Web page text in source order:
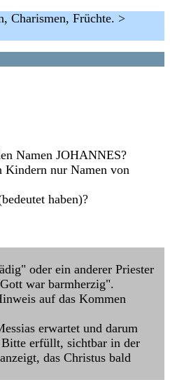
Charismen, Früchte. >
Namen JOHANNES?
Kindern nur Namen von
haben)?
oder ein anderer Priester
war barmherzig".
auf das Kommen
erwartet und darum
Bitte erfüllt, sichtbar in der
das Christus bald